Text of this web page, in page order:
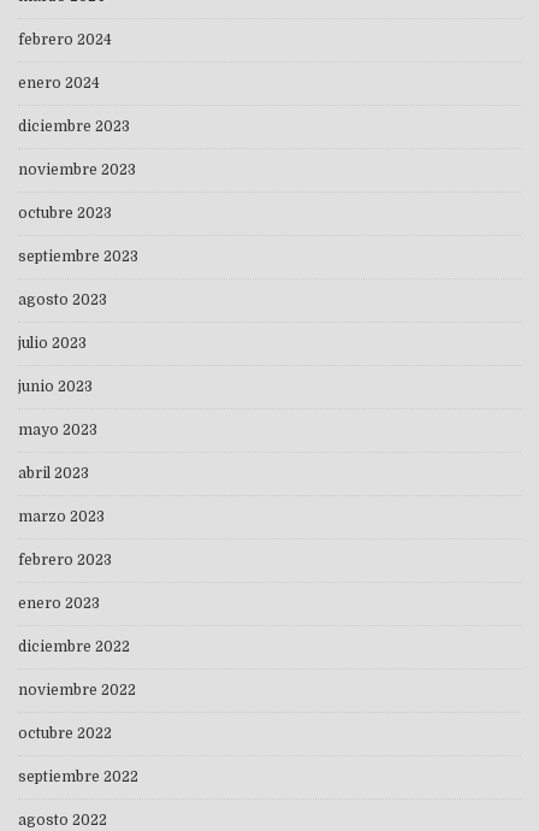
febrero 2024
enero 2024
diciembre 2023
noviembre 2023
octubre 2023
septiembre 2023
agosto 2023
julio 2023
junio 2023
mayo 2023
abril 2023
marzo 2023
febrero 2023
enero 2023
diciembre 2022
noviembre 2022
octubre 2022
septiembre 2022
agosto 2022